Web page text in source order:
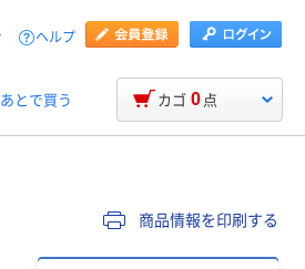
ヘルプ
あとで買う カゴ 0 点
商品情報を印刷する